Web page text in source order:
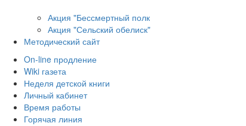
Акция "Бессмертный полк
Акция "Сельский обелиск"
Методический сайт
On-line продление
Wiki газета
Неделя детской книги
Личный кабинет
Время работы
Горячая линия